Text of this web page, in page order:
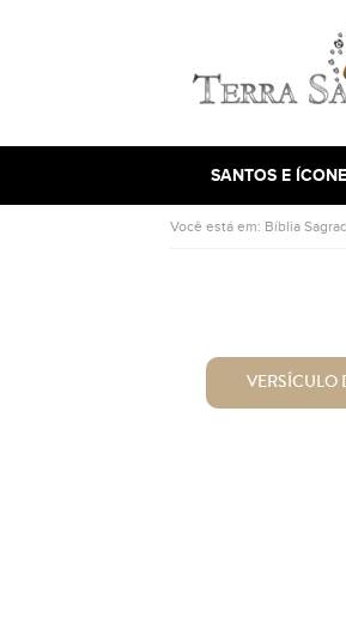
Ir para a página
SANTOS E
Você está em: Bíblia
VERSÍCULO